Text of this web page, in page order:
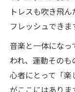
音楽と
体験
全身運
ダイエッ
肩こりや姿
効果
トレスも吹き飛
フレッシュできま
音楽と一体にな
われ、運動その
心者にとって「楽
がここにはありま